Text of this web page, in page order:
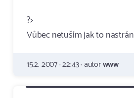
?>
Vůbec netuším jak to
15.2. 2007 · 22:43 · autorwww